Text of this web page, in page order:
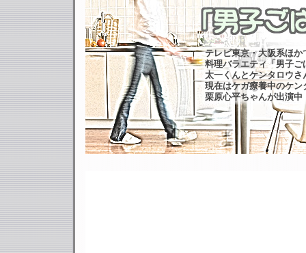
テレビ東京・大阪系ほか
料理バラエティ「男子ご
太一くんとケンタロウ
現在はケガ療養中のケン
栗原心平ちゃんが出演中